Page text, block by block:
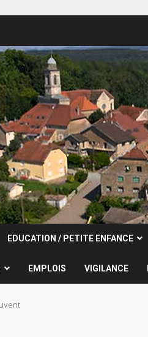
EDUCATION / PETITE ENFANCE
EMPLOIS VIGILANCE